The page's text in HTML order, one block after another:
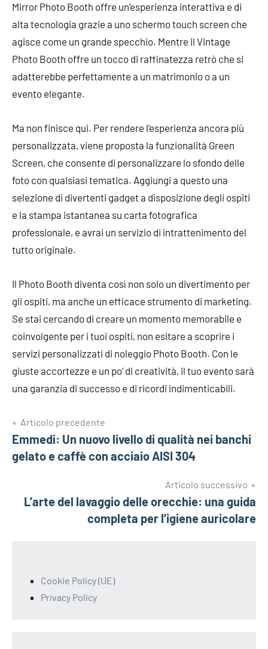
Mirror Photo Booth offre un’esperienza interattiva e di
alta tecnologia grazie a uno schermo touch screen che
agisce come un grande specchio. Mentre il Vintage
Photo Booth offre un tocco di raffinatezza retrò che si
adatterebbe perfettamente a un matrimonio o a un
evento elegante.
Ma non finisce qui. Per rendere l’esperienza ancora più
personalizzata, viene proposta la funzionalità Green
Screen, che consente di personalizzare lo sfondo delle
foto con qualsiasi tematica. Aggiungi a questo una
selezione di divertenti gadget a disposizione degli ospiti
e la stampa istantanea su carta fotografica
professionale, e avrai un servizio di intrattenimento del
tutto originale.
Il Photo Booth diventa così non solo un divertimento per
gli ospiti, ma anche un efficace strumento di marketing.
Se stai cercando di creare un momento memorabile e
coinvolgente per i tuoi ospiti, non esitare a scoprire i
servizi personalizzati di noleggio Photo Booth. Con le
giuste accortezze e un po’ di creatività, il tuo evento sarà
una garanzia di successo e di ricordi indimenticabili.
Navigazione
articoli
Articolo precedente
Emmedi: Un nuovo livello di qualità nei banchi
gelato e caffè con acciaio AISI 304
Articolo successivo
L’arte del lavaggio delle orecchie: una guida
completa per l’igiene auricolare
Cookie Policy (UE)
Privacy Policy